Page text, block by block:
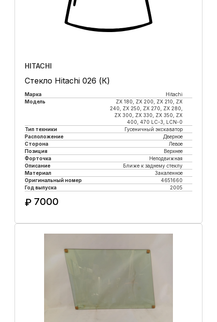
HITACHI
Стекло Hitachi 026 (К)
Марка
Hitachi
Модель
ZX 180, ZX 200, ZX 210, ZX
240, ZX 250, ZX 270, ZX 280,
ZX 300, ZX 330, ZX 350, ZX
400, 470 LC-3, LCN-0
Тип техники
Гусеничный экскаватор
Расположение
Дверное
Сторона
Левое
Позиция
Верхнее
Форточка
Неподвижная
Описание
Ближе к заднему стеклу
Материал
Закаленное
Оригинальный номер
4651660
Год выпуска
2005
₽ 7000